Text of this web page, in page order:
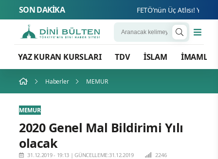
SON DAKİKA FETÖ’nün Üç Atlısı! Yeni
YAZ KURAN KURSLARI TDV İSLAM İMAMLAR
Haberler MEMUR
MEMUR
2020 Genel Mal Bildirimi Yılı
olacak
31.12.2019 - 19:13 |GÜNCELLEME:31.12.2019
2246